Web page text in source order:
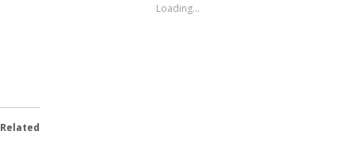
Loading...
Related